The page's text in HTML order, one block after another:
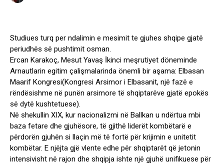
Studiues turq per ndalimin e mesimit te gjuhes shqipe gjatë
periudhës së pushtimit osman.
Ercan Karakoç, Mesut Yavaş İkinci meşrutiyet döneminde
Arnautlarin egitim çalişmalarinda önemli bir aşama: Elbasan
Maarif Kongresi(Kongresi Arsimor i Elbasanit, një fazë e
rëndësishme në punën arsimore të shqiptarëve gjatë epokës
së dytë kushtetuese).
Në shekullin XIX, kur nacionalizmi në Ballkan u ndërtua mbi
baza fetare dhe gjuhësore, të gjithë liderët kombëtarë e
përdorën gjuhën si llaçin më të fortë për krijimin e unitetit
kombëtar. E njëjta gjë vlente edhe për shqiptarët që jetonin
intensivisht në rajon dhe shqipja ishte një gjuhë unifikuese për